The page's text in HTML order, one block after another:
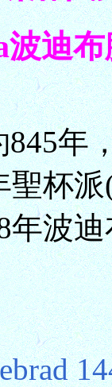
迪
年
聖杯
年波